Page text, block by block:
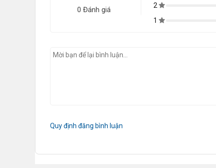
0 Đánh giá
2
1
Quy định đăng bình luận